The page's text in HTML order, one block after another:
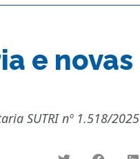
e novas
SUTRI nº 1.518/2025